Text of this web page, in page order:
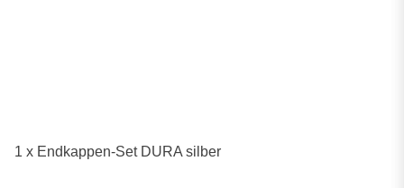
1 x Endkappen-Set DURA silber